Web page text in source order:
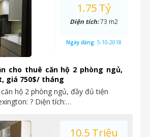
cho thuê căn hộ 2 phòng ngủ,
giá 750$/ tháng
căn hộ 2 phòng ngủ, đầy đủ tiện
? Diện tích:…
1.75 Tỷ
Diện tích:73 m2
Ngày đăng: 5-10-2018
10.5 Triệu